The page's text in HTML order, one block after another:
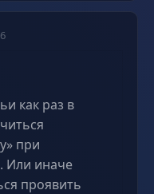
как раз в
при
Или иначе
проявить